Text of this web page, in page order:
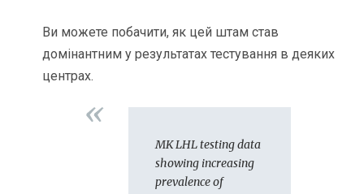
Ви можете побачити, як цей штам став
домінантним у результатах тестування в деяких
центрах.
MK LHL testing data
showing increasing
prevalence of